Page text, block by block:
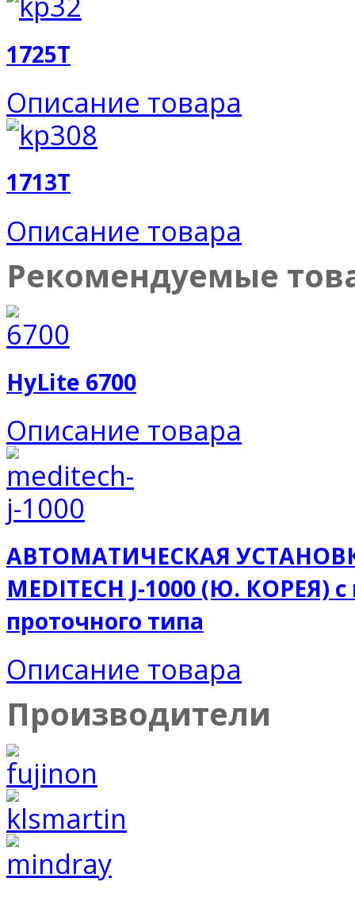
1725T
Описание товара
1713T
Описание товара
Рекомендуемые
HyLite 6700
Описание товара
АВТОМАТИЧЕСКАЯ
MEDITECH J-1000 (Ю.
проточного типа
Описание товара
Производители